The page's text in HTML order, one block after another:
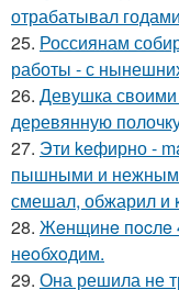
отрабатывал
25. Россиянам
работы - с
26. Девушка своими
деревянную
27. Эти keфирно -
пышными и
смешал, обжарил и
28. Жeнщинe пocлe
нeoбхoдим.
29. Она решила не